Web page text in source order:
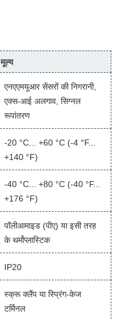
मूल्य
एनएएमयूआर सेंसरों की निगरानी,
एक्स-आई अलगाव, सिग्नल
रूपांतरण
-20 °C... +60 °C (-4 °F...
+140 °F)
-40 °C... +80 °C (-40 °F...
+176 °F)
पॉलीआमाइड (पीए) या इसी तरह
के थर्मोप्लास्टिक
IP20
स्क्रू क्लैंप या स्प्रिंग-केज
टर्मिनल